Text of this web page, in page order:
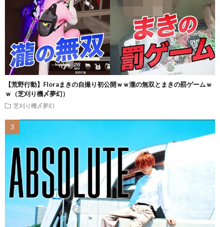
【荒野行動】Floraまきの自撮り初公開ｗｗ瀧の無双とまきの罰ゲームｗ
ｗ（芝刈り機〆夢幻）
芝刈り機〆夢幻